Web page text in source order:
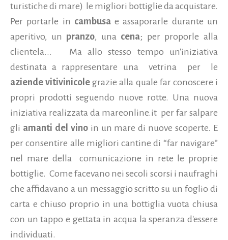
turistiche di mare) le migliori bottiglie da acquistare.
Per portarle in cambusae assaporarle durante un
aperitivo, un pranzo, una cena; per proporle alla
clientela... Ma allo stesso tempo un'iniziativa
destinata a rappresentare una vetrina per le
aziende vitivinicole grazie alla quale far conoscere i
propri prodotti seguendo nuove rotte. Una nuova
iniziativa realizzata da mareonline.it per far salpare
gli amanti del vinoin un mare di nuove scoperte. E
per consentire alle migliori cantine di “far navigare”
nel mare della comunicazione in rete le proprie
bottiglie. Come facevano nei secoli scorsi i naufraghi
che affidavano a un messaggio scritto su un foglio di
carta e chiuso proprio in una bottiglia vuota chiusa
con un tappo e gettata in acqua la speranza d'essere
individuati.